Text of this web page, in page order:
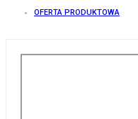
OFERTA PRODUKTOWA